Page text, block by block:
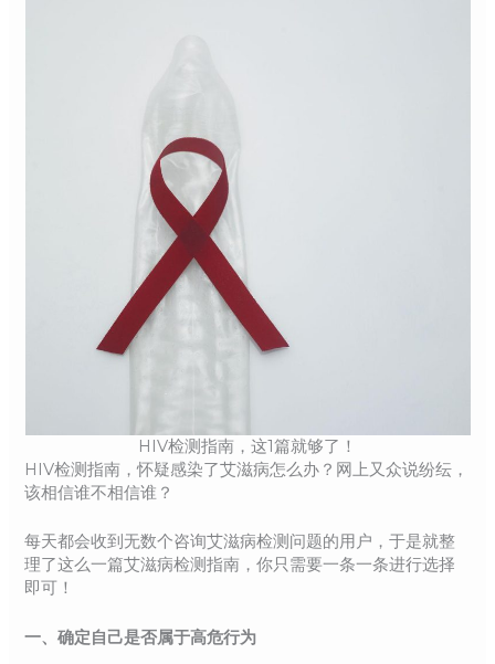
HIV检测指南，这1篇就够了！
HIV检测指南，怀疑感染了艾滋病怎么办？网上又众说纷纭，
该相信谁不相信谁？
每天都会收到无数个咨询艾滋病检测问题的用户，于是就整
理了这么一篇艾滋病检测指南，你只需要一条一条进行选择
即可！
一、确定自己是否属于高危行为